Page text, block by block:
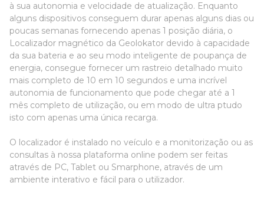
à sua autonomia e velocidade de atualização. Enquanto
alguns dispositivos conseguem durar apenas alguns dias ou
poucas semanas fornecendo apenas 1 posição diária, o
Localizador magnético da Geolokator devido à capacidade
da sua bateria e ao seu modo inteligente de poupança de
energia, consegue fornecer um rastreio detalhado muito
mais completo de 10 em 10 segundos e uma incrível
autonomia de funcionamento que pode chegar até a 1
mês completo de utilização, ou em modo de ultra ptudo
isto com apenas uma única recarga.
O localizador é instalado no veículo e a monitorização ou as
consultas à nossa plataforma online podem ser feitas
através de PC, Tablet ou Smarphone, através de um
ambiente interativo e fácil para o utilizador.